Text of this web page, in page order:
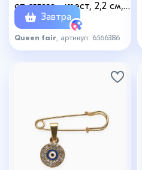
от сглаза», крест, 2,2 см,
цвет бело-синий в
серебре
Завтра
Queen fair , артикул: 6566386